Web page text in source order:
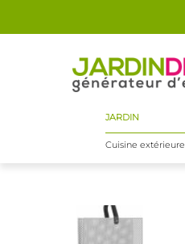
JARDIN
Cuisine extérieure